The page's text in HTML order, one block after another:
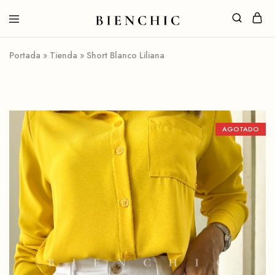
Portada » Tienda » Short Blanco Liliana
AGOTADO